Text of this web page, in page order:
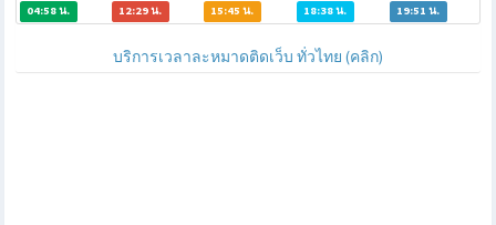
04:58 น. 12:29 น. 15:45 น. 18:38 น. 19:51 น.
บริการเวลาละหมาดติดเว็บ ทั่วไทย (คลิก)